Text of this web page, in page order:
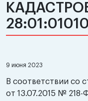
9 июня 2023
В соответствии со
от 13.07.2015 № 218-